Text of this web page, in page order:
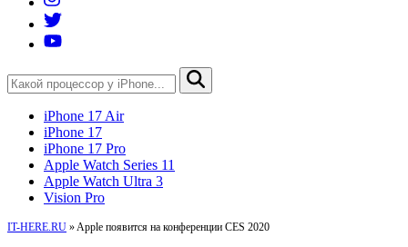
iPhone 17 Air
iPhone 17
iPhone 17 Pro
Apple Watch Series 11
Apple Watch Ultra 3
Vision Pro
IT-HERE.RU » Apple появится на конференции CES 2020